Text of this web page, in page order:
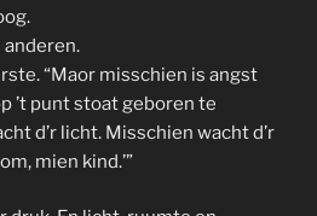
anderen.
“Maor misschien is angst
’t punt stoat geboren te
d’r licht. Misschien wacht d’r
mien kind.’”